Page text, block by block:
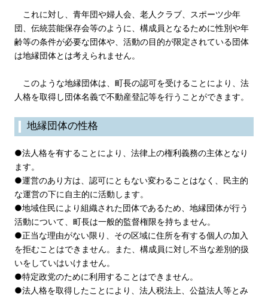
これに対し、青年団や婦人会、老人クラブ、スポーツ少年
団、伝統芸能保存会等のように、構成員となるために性別や年
齢等の条件が必要な団体や、活動の目的が限定されている団体
は地縁団体とは考えられません。
このような地縁団体は、町長の認可を受けることにより、法
人格を取得し団体名義で不動産登記等を行うことができます。
地縁団体の性格
●法人格を有することにより、法律上の権利義務の主体となり
ます。
●運営のあり方は、認可にともない変わることはなく、民主的
な運営の下に自主的に活動します。
●地域住民により組織された団体であるため、地縁団体が行う
活動について、町長は一般的監督権限を持ちません。
●正当な理由がない限り、その区域に住所を有する個人の加入
を拒むことはできません。また、構成員に対し不当な差別的扱
いをしていはいけません。
●特定政党のために利用することはできません。
●法人格を取得したことにより、法人税法上、公益法人等とみ